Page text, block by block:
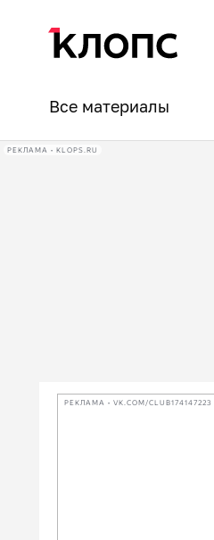
Все материалы
РЕКЛАМА • KLOPS.RU
РЕКЛАМА • VK.COM/CLUB174147223